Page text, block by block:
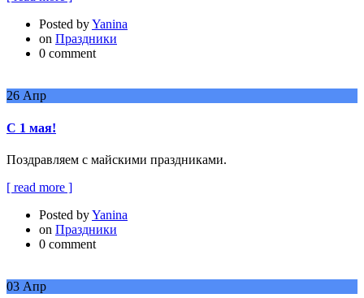
Posted byYanina
on Праздники
0 comment
26 Апр
С 1 мая!
Поздравляем с майскими праздниками.
[ read more ]
Posted byYanina
on Праздники
0 comment
03 Апр